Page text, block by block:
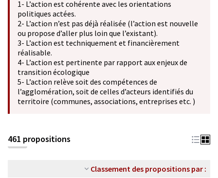
1- L’action est cohérente avec les orientations
politiques actées.
2- L’action n’est pas déjà réalisée (l’action est nouvelle
ou propose d’aller plus loin que l’existant).
3- L’action est techniquement et financièrement
réalisable.
4- L’action est pertinente par rapport aux enjeux de
transition écologique
5- L’action relève soit des compétences de
l’agglomération, soit de celles d’acteurs identifiés du
territoire (communes, associations, entreprises etc. )
461 propositions
Classement des propositions par :